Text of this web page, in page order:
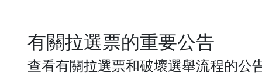
有關拉選票的重要公告
查看有關拉選票和破壞選舉流程的公